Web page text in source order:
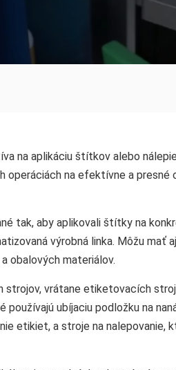
na aplikáciu štítkov alebo
na efektívne a presné
tak, aby aplikovali štítky na
výrobná linka. Môžu mať
obalových materiálov.
vrátane etiketovacích
ubíjaciu podložku na
etikiet, a stroje na nalepovanie,